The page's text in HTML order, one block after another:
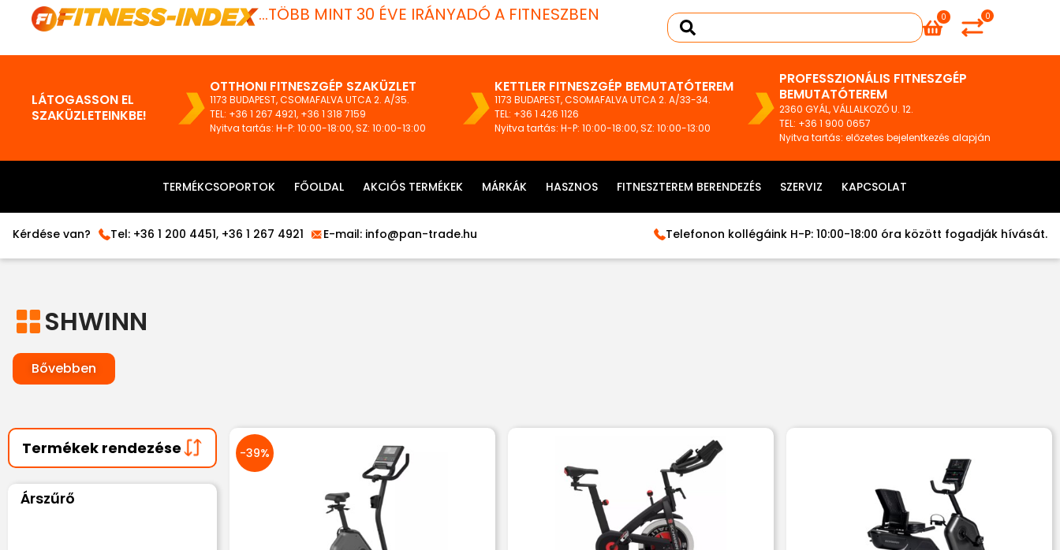
...TÖBB MINT 30 ÉVE IRÁNYADÓ A FITNESZBEN 0 0
LÁTOGASSON EL
SZAKÜZLETEINKBE!
OTTHONI FITNESZGÉP SZAKÜZLET
1173 BUDAPEST, CSOMAFALVA UTCA 2. A/35.
TEL: +36 1 267 4921, +36 1 318 7159
Nyitva tartás: H-P: 10:00-18:00, SZ: 10:00-13:00
KETTLER FITNESZGÉP BEMUTATÓTEREM
1173 BUDAPEST, CSOMAFALVA UTCA 2. A/33-34.
TEL: +36 1 426 1126
Nyitva tartás: H-P: 10:00-18:00, SZ: 10:00-13:00
PROFESSZIONÁLIS FITNESZGÉP
BEMUTATÓTEREM
2360 GYÁL, VÁLLALKOZÓ U. 12.
TEL: +36 1 900 0657
Nyitva tartás: előzetes bejelentkezés alapján
TERMÉKCSOPORTOK FŐOLDAL AKCIÓS TERMÉKEK MÁRKÁK HASZNOS FITNESZTEREM BERENDEZÉS SZERVIZ KAPCSOLAT
Kérdése van? Tel: +36 1 200 4451, +36 1 267 4921 E-mail: info@pan-trade.hu Telefonon kollégáink H-P: 10:00-18:00 óra között fogadják hívását.
SHWINN
Bővebben
Árszűrő
-39%